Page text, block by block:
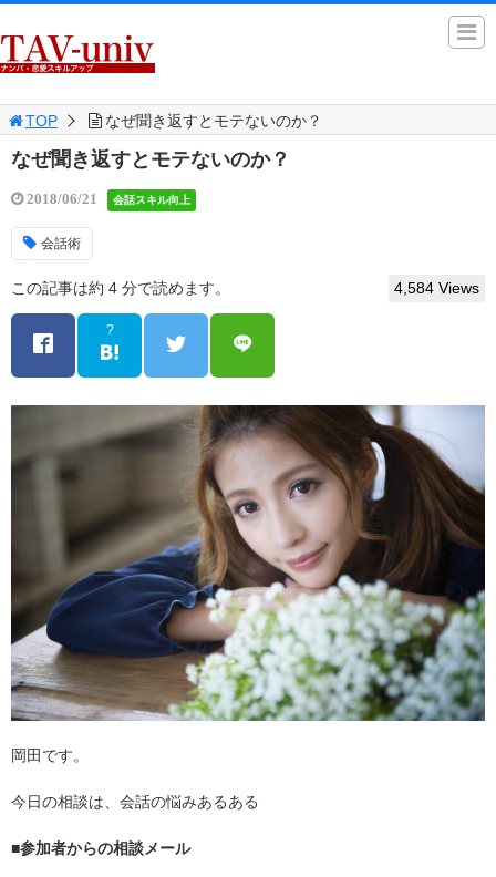
TOP なぜ聞き返すとモテないのか？
なぜ聞き返すとモテないのか？
2018/06/21 会話スキル向上
会話術
この記事は約 4 分で読めます。 4,584 Views
?
岡田です。
今日の相談は、会話の悩みあるある
■参加者からの相談メール